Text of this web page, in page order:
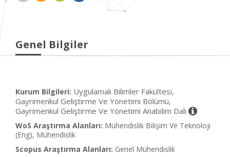
Genel Bilgiler
Kurum Bilgileri: Uygulamalı Bilimler Fakültesi,
Gayrimenkul Geliştirme Ve Yönetimi Bölümü,
Gayrimenkul Geliştirme Ve Yönetimi Anabilim Dalı
WoS Araştırma Alanları: Mühendislik Bilişim Ve Teknoloji
(Eng), Mühendislik
Scopus Araştırma Alanları: Genel Mühendislik